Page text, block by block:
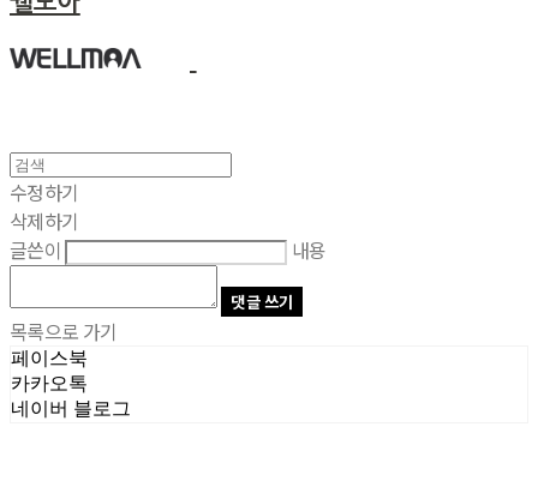
수정하기
삭제하기
글쓴이
내용
댓글 쓰기
목록으로 가기
페이스북
카카오톡
네이버 블로그